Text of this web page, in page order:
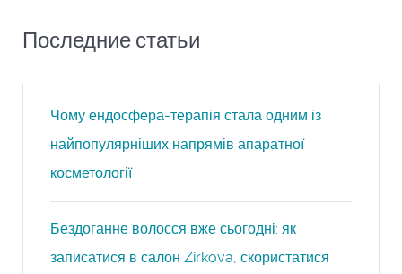
Последние статьи
Чому ендосфера-терапія стала одним із
найпопулярніших напрямів апаратної
косметології
Бездоганне волосся вже сьогодні: як
записатися в салон Zirkova, скористатися